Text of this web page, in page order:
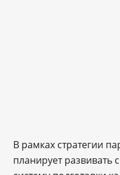
В рамках стратегии
планирует развивать